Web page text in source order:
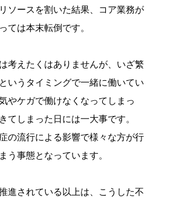
ソースを割いた結果、コア業務が
ては本末転倒です。
考えたくはありませんが、いざ繁
いうタイミングで一緒に働いてい
やケガで働けなくなってしまっ
てしまった日には一大事です。
の流行による影響で様々な方が行
う事態となっています。
進されている以上は、こうした不